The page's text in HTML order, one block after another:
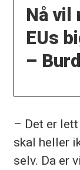
Nå vil
EUs
–
– Det er
skal heller
selv. Da er